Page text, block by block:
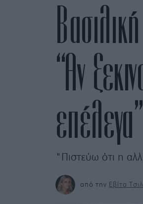
“Aν
επέλεγα”
"Πιστεύω ότι η
από την Εβίτα